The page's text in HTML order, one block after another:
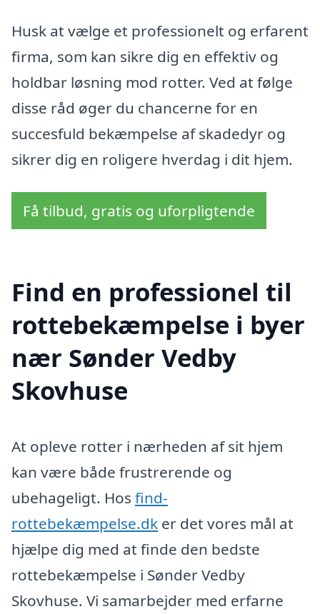
Husk at vælge et professionelt og erfarent
firma, som kan sikre dig en effektiv og
holdbar løsning mod rotter. Ved at følge
disse råd øger du chancerne for en
succesfuld bekæmpelse af skadedyr og
sikrer dig en roligere hverdag i dit hjem.
Få tilbud, gratis og uforpligtende
Find en professionel til
rottebekæmpelse i byer
nær Sønder Vedby
Skovhuse
At opleve rotter i nærheden af sit hjem
kan være både frustrerende og
ubehageligt. Hos find-
rottebekæmpelse.dk er det vores mål at
hjælpe dig med at finde den bedste
rottebekæmpelse i Sønder Vedby
Skovhuse. Vi samarbejder med erfarne